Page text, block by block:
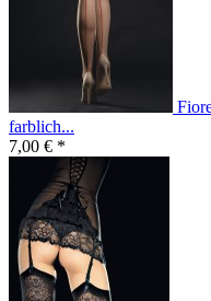
farblich...
7,00 € *